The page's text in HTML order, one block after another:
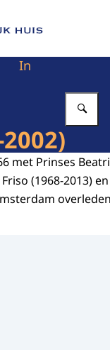
Koninklijk Huis
In
met Prinses
(1968-2013)